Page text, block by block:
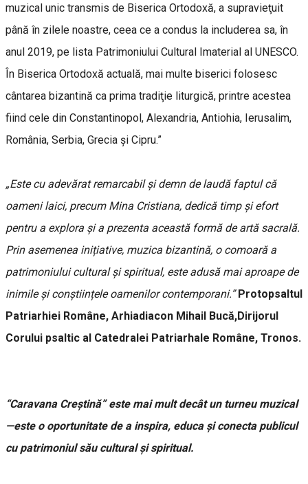
muzical unic transmis de Biserica Ortodoxă, a supravieţuit
până în zilele noastre, ceea ce a condus la includerea sa, în
anul 2019, pe lista Patrimoniului Cultural Imaterial al UNESCO.
În Biserica Ortodoxă actuală, mai multe biserici folosesc
cântarea bizantină ca prima tradiţie liturgică, printre acestea
fiind cele din Constantinopol, Alexandria, Antiohia, Ierusalim,
România, Serbia, Grecia şi Cipru.”
„Este cu adevărat remarcabil și demn de laudă faptul că
oameni laici, precum Mina Cristiana, dedică timp și efort
pentru a explora și a prezenta această formă de artă sacrală.
Prin asemenea inițiative, muzica bizantină, o comoară a
patrimoniului cultural și spiritual, este adusă mai aproape de
inimile și conștiințele oamenilor contemporani.”Protopsaltul
Patriarhiei Române, Arhiadiacon Mihail Bucă,Dirijorul
Corului psaltic al Catedralei Patriarhale Române, Tronos.
“Caravana Creștină” este mai mult decât un turneu muzical
—este o oportunitate de a inspira, educa și conecta publicul
cu patrimoniul său cultural și spiritual.